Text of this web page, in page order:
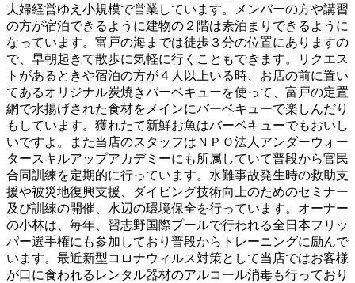
夫婦経営ゆえ小規模で営業しています。メンバーの方や講習
の方が宿泊できるように建物の２階は素泊まりできるように
なっています。富戸の海までは徒歩３分の位置にありますの
で、早朝起きて散歩に気軽に行くこともできます。リクエス
トがあるときや宿泊の方が４人以上いる時、お店の前に置い
てあるオリジナル炭焼きバーベキューを使って、富戸の定置
網で水揚げされた食材をメインにバーベキューで楽しんだり
もしています。獲れたて新鮮お魚はバーベキューでもおいし
いですよ。また当店のスタッフはＮＰＯ法人アンダーウォー
タースキルアップアカデミーにも所属していて普段から官民
合同訓練を定期的に行っています。水難事故発生時の救助支
援や被災地復興支援、ダイビング技術向上のためのセミナー
及び訓練の開催、水辺の環境保全を行っています。オーナー
の小林は、毎年、習志野国際プールで行われる全日本フリッ
パー選手権にも参加しており普段からトレーニングに励んで
います。最近新型コロナウィルス対策として当店ではお客様
が口に食われるレンタル器材のアルコール消毒も行っており